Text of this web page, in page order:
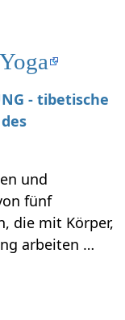
- tibetische
und
fünf
die mit Körper,
arbeiten …